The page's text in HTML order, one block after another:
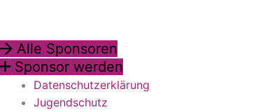
Alle Sponsoren
Sponsor werden
Datenschutzerklärung
Jugendschutz